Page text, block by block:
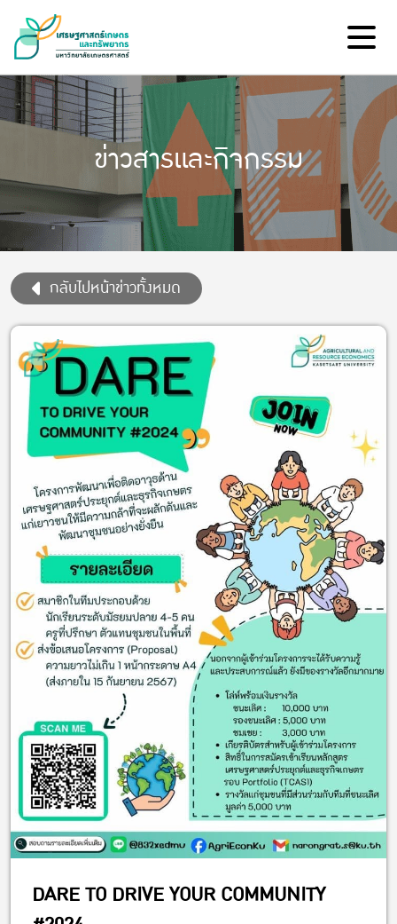
ข่าวสารและกิจกรรม
กลับไปหน้าข่าวทั้งหมด
DARE TO DRIVE YOUR COMMUNITY